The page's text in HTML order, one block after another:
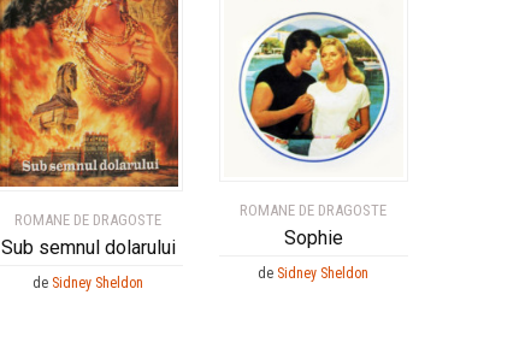
ROMANE DE DRAGOSTE
Sub semnul dolarului
de Sidney Sheldon
ROMANE DE DRAGOSTE
Sophie
de Sidney Sheldon